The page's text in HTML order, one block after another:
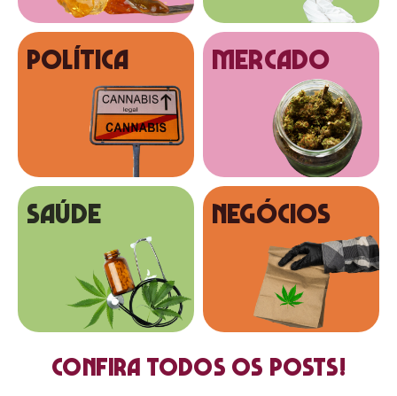
Política MERCADO
SAÚDE NEGÓCIOS
Confira todos os posts!